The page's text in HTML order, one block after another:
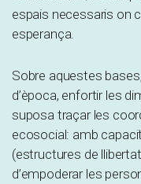
espais necessaris on
esperança.
Sobre aquestes
d’època, enfortir les
suposa traçar les
ecosocial: amb
(estructures de
d’empoderar les